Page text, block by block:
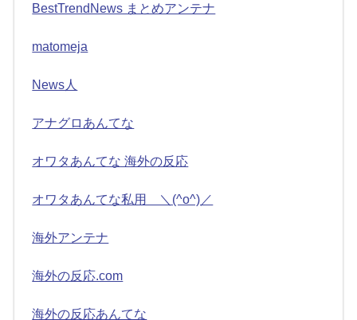
BestTrendNews まとめアンテナ
matomeja
News人
アナグロあんてな
オワタあんてな 海外の反応
オワタあんてな私用 ＼(^o^)／
海外アンテナ
海外の反応.com
海外の反応あんてな